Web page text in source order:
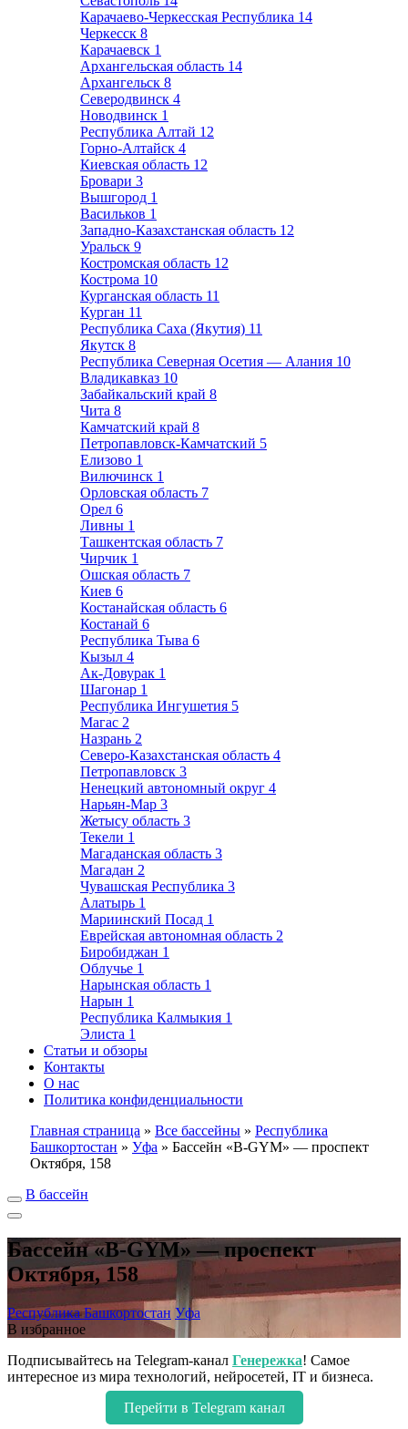
Карачаево-Черкесская Республика 14
Черкесск 8
Карачаевск 1
Архангельская область 14
Архангельск 8
Северодвинск 4
Новодвинск 1
Республика Алтай 12
Горно-Алтайск 4
Киевская область 12
Бровари 3
Вышгород 1
Васильков 1
Западно-Казахстанская область 12
Уральск 9
Костромская область 12
Кострома 10
Курганская область 11
Курган 11
Республика Саха (Якутия) 11
Якутск 8
Республика Северная Осетия — Алания 10
Владикавказ 10
Забайкальский край 8
Чита 8
Камчатский край 8
Петропавловск-Камчатский 5
Елизово 1
Вилючинск 1
Орловская область 7
Орел 6
Ливны 1
Ташкентская область 7
Чирчик 1
Ошская область 7
Киев 6
Костанайская область 6
Костанай 6
Республика Тыва 6
Кызыл 4
Ак-Довурак 1
Шагонар 1
Республика Ингушетия 5
Магас 2
Назрань 2
Северо-Казахстанская область 4
Петропавловск 3
Ненецкий автономный округ 4
Нарьян-Мар 3
Жетысу область 3
Текели 1
Магаданская область 3
Магадан 2
Чувашская Республика 3
Алатырь 1
Мариинский Посад 1
Еврейская автономная область 2
Биробиджан 1
Облучье 1
Нарынская область 1
Нарын 1
Республика Калмыкия 1
Элиста 1
Статьи и обзоры
Контакты
О нас
Политика конфиденциальности
Главная страница » Все бассейны » Республика
Башкортостан » Уфа » Бассейн «B-GYM» — проспект
Октября, 158
В бассейн
Бассейн «B-GYM» — проспект
Октября, 158
Республика Башкортостан Уфа
В избранное
Подписывайтесь на Telegram-канал Генережка! Самое
интересное из мира технологий, нейросетей, IT и бизнеса.
Перейти в Telegram канал